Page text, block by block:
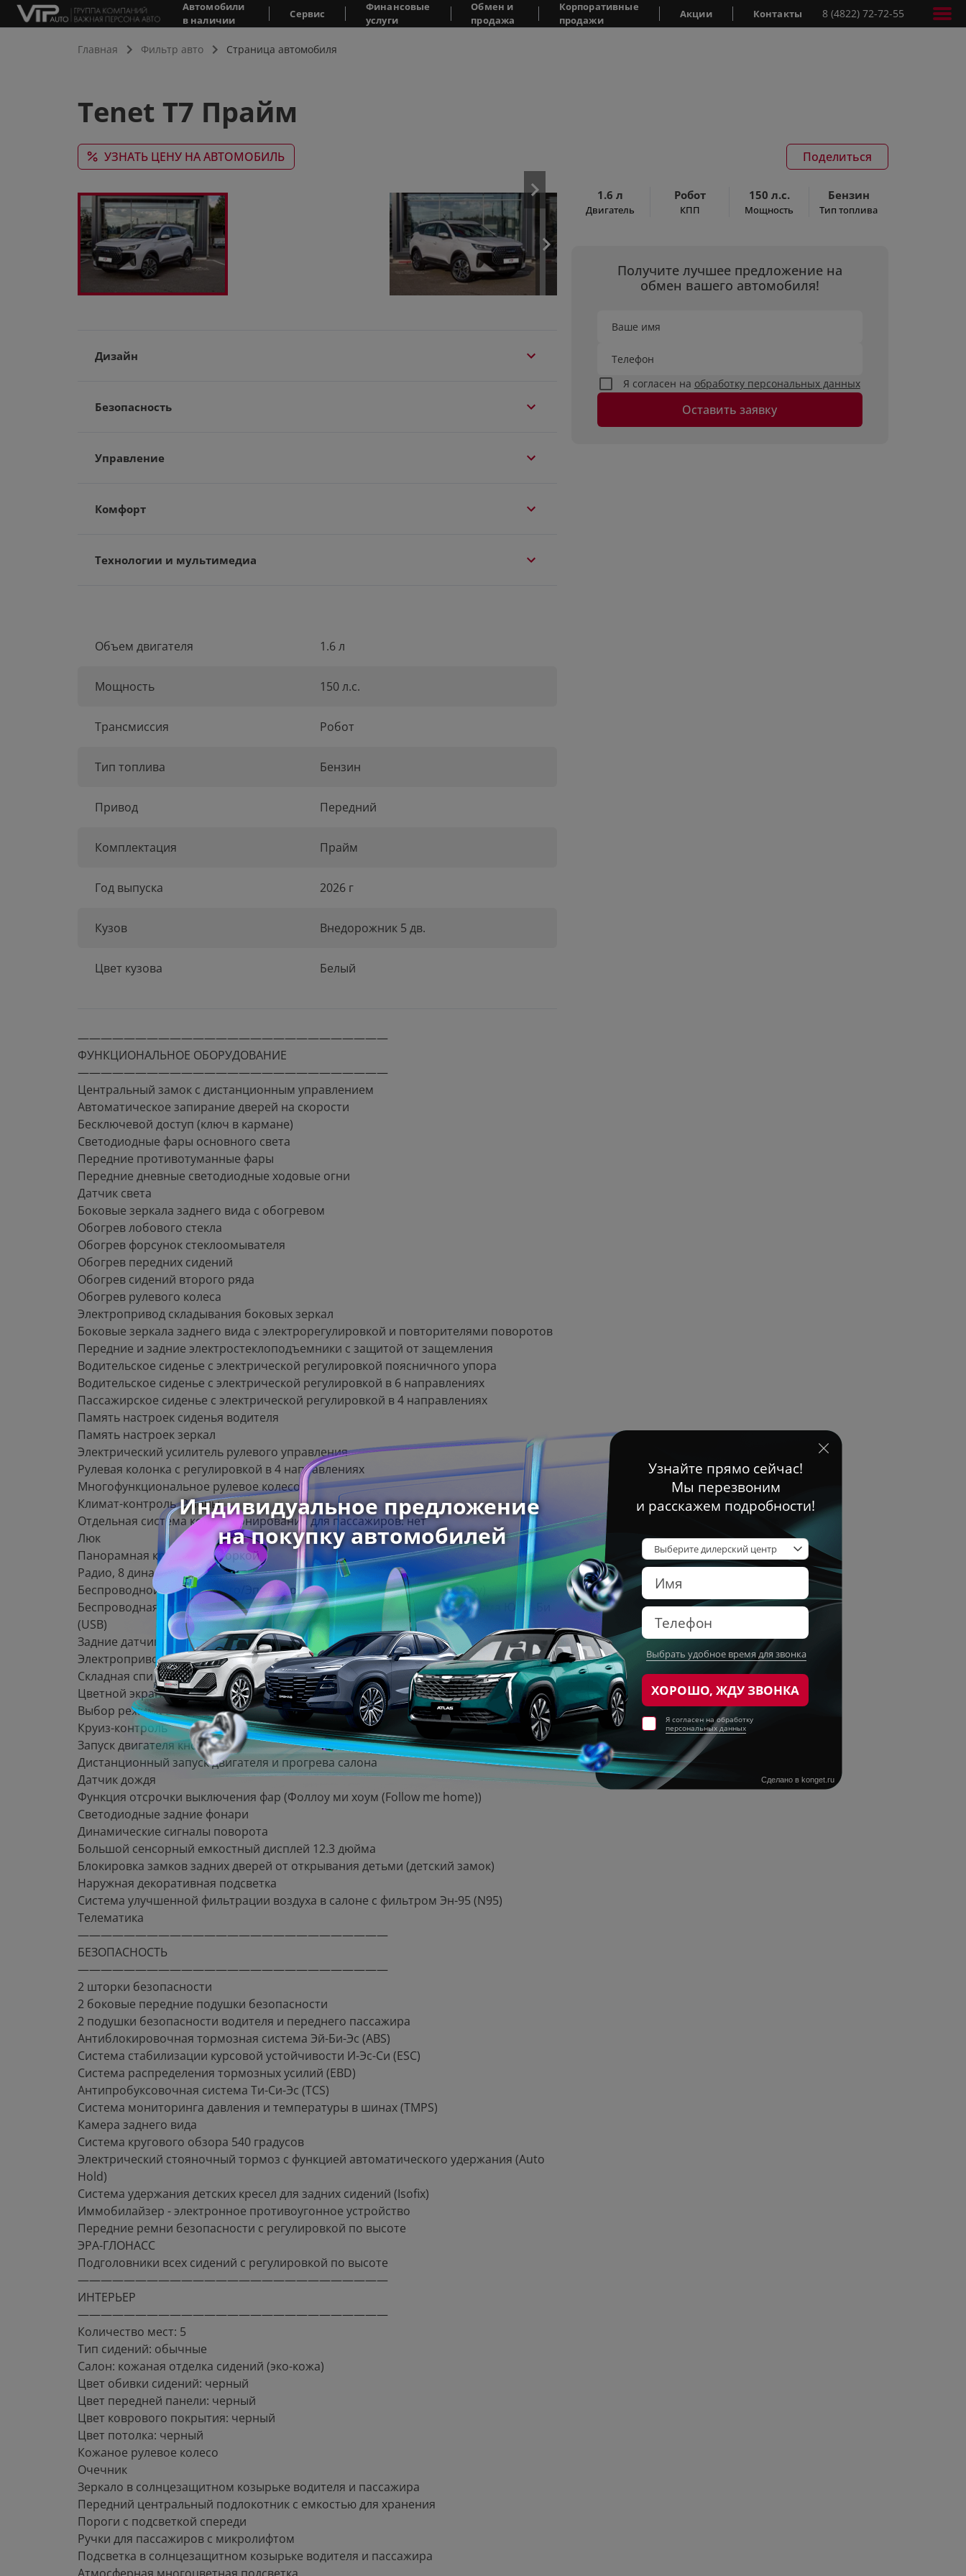
Автомобили
в наличии
Сервис
Финансовые
услуги
Обмен и
продажа
Корпоративные
продажи
Акции Контакты 8 (4822) 72-72-55
Главная Фильтр авто Страница автомобиля
Tenet T7 Прайм
УЗНАТЬ ЦЕНУ НА АВТОМОБИЛЬ Поделиться
Дизайн
Безопасность
Управление
Комфорт
Технологии и мультимедиа
Объем двигателя 1.6 л
Мощность 150 л.с.
Трансмиссия Робот
Тип топлива Бензин
Привод Передний
Комплектация Прайм
Год выпуска 2026 г
Кузов Внедорожник 5 дв.
Цвет кузова Белый
———————————————————————————
ФУНКЦИОНАЛЬНОЕ ОБОРУДОВАНИЕ
———————————————————————————
Центральный замок с дистанционным управлением
Автоматическое запирание дверей на скорости
Бесключевой доступ (ключ в кармане)
Светодиодные фары основного света
Передние противотуманные фары
Передние дневные светодиодные ходовые огни
Датчик света
Боковые зеркала заднего вида с обогревом
Обогрев лобового стекла
Обогрев форсунок стеклоомывателя
Обогрев передних сидений
Обогрев сидений второго ряда
Обогрев рулевого колеса
Электропривод складывания боковых зеркал
Боковые зеркала заднего вида с электрорегулировкой и повторителями поворотов
Передние и задние электростеклоподъемники с защитой от защемления
Водительское сиденье с электрической регулировкой поясничного упора
Водительское сиденье с электрической регулировкой в 6 направлениях
Пассажирское сиденье с электрической регулировкой в 4 направлениях
Память настроек сиденья водителя
Память настроек зеркал
Электрический усилитель рулевого управления
Рулевая колонка с регулировкой в 4 направлениях
Многофункциональное рулевое колесо
Климат-контроль, 2 зоны
Отдельная система кондиционирования для пассажиров: нет
Люк
Панорамная крыша со шторкой
Радио, 8 динамиков
Беспроводной Андроид Ауто/Эппл Карплей (Android Auto/Apple CarPlay)
Беспроводная зарядка для смартфона мощностью 50 Вт (50W) и 3 разъема Ю-Эс-Би
(USB)
Задние датчики парковки
Электропривод двери багажника
Складная спинка сидений второго ряда в соотношении 1/3-2/3
Цветной экран с бортовым компьютером в панели приборов 12.3 дюйма
Выбор режима вождения
Круиз-контроль
Запуск двигателя кнопкой
Дистанционный запуск двигателя и прогрева салона
Датчик дождя
Функция отсрочки выключения фар (Фоллоу ми хоум (Follow me home))
Светодиодные задние фонари
Динамические сигналы поворота
Большой сенсорный емкостный дисплей 12.3 дюйма
Блокировка замков задних дверей от открывания детьми (детский замок)
Наружная декоративная подсветка
Система улучшенной фильтрации воздуха в салоне с фильтром Эн-95 (N95)
Телематика
———————————————————————————
БЕЗОПАСНОСТЬ
———————————————————————————
2 шторки безопасности
2 боковые передние подушки безопасности
2 подушки безопасности водителя и переднего пассажира
Антиблокировочная тормозная система Эй-Би-Эс (ABS)
Система стабилизации курсовой устойчивости И-Эс-Си (ESC)
Система распределения тормозных усилий (EBD)
Антипробуксовочная система Ти-Си-Эс (TCS)
Система мониторинга давления и температуры в шинах (TMPS)
Камера заднего вида
Система кругового обзора 540 градусов
Электрический стояночный тормоз с функцией автоматического удержания (Auto
Hold)
Система удержания детских кресел для задних сидений (Isofix)
Иммобилайзер - электронное противоугонное устройство
Передние ремни безопасности с регулировкой по высоте
ЭРА-ГЛОНАСС
Подголовники всех сидений с регулировкой по высоте
———————————————————————————
ИНТЕРЬЕР
———————————————————————————
Количество мест: 5
Тип сидений: обычные
Салон: кожаная отделка сидений (эко-кожа)
Цвет обивки сидений: черный
Цвет передней панели: черный
Цвет коврового покрытия: черный
Цвет потолка: черный
Кожаное рулевое колесо
Очечник
Зеркало в солнцезащитном козырьке водителя и пассажира
Передний центральный подлокотник с емкостью для хранения
Пороги с подсветкой спереди
Ручки для пассажиров с микролифтом
Подсветка в солнцезащитном козырьке водителя и пассажира
1.6 л
Двигатель
Робот
КПП
150 л.с.
Мощность
Бензин
Тип топлива
Получите лучшее предложение на
обмен вашего автомобиля!
Ваше имя
Телефон
Я согласен на обработку персональных данных
Оставить заявку